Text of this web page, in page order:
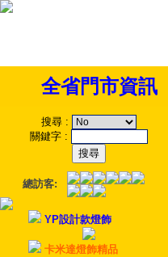
全省門市資訊
搜尋 :
關鍵字 :
總訪客:
YP設計款燈飾
卡米達燈飾精品